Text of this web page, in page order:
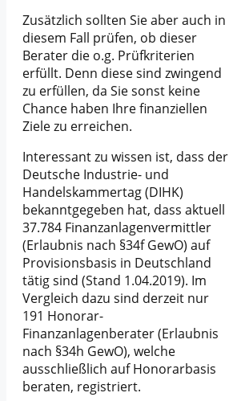
Zusätzlich sollten Sie aber auch in
diesem Fall prüfen, ob dieser
Berater die o.g. Prüfkriterien
erfüllt. Denn diese sind zwingend
zu erfüllen, da Sie sonst keine
Chance haben Ihre finanziellen
Ziele zu erreichen.
Interessant zu wissen ist, dass der
Deutsche Industrie- und
Handelskammertag (DIHK)
bekanntgegeben hat, dass aktuell
37.784 Finanzanlagenvermittler
(Erlaubnis nach §34f GewO) auf
Provisionsbasis in Deutschland
tätig sind (Stand 1.04.2019). Im
Vergleich dazu sind derzeit nur
191 Honorar-
Finanzanlagenberater (Erlaubnis
nach §34h GewO), welche
ausschließlich auf Honorarbasis
beraten, registriert.